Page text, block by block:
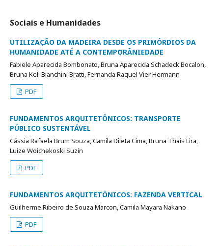
Sociais e Humanidades
UTILIZAÇÃO DA MADEIRA DESDE OS PRIMÓRDIOS DA
HUMANIDADE ATÉ A CONTEMPORÂNIEDADE
Fabiele Aparecida Bombonato, Bruna Aparecida Schadeck Bocalon,
Bruna Keli Bianchini Bratti, Fernanda Raquel Vier Hermann
PDF
FUNDAMENTOS ARQUITETÔNICOS: TRANSPORTE
PÚBLICO SUSTENTÁVEL
Cássia Rafaela Brum Souza, Camila Dileta Cima, Bruna Thais Lira,
Luize Woichekoski Suzin
PDF
FUNDAMENTOS ARQUITETÔNICOS: FAZENDA VERTICAL
Guilherme Ribeiro de Souza Marcon, Camila Mayara Nakano
PDF